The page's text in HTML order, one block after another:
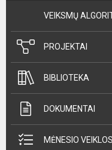
VEIKSMŲ
PROJEKTAI
BIBLIOTEKA
DOKUMENTAI
MĖNESIO